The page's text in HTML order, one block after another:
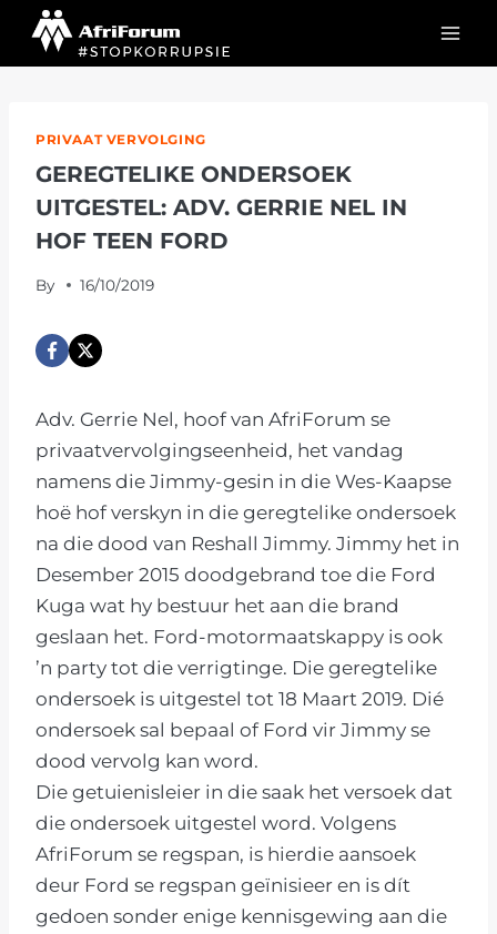
Skip
PRIVAAT VERVOLGING
GEREGTELIKE ONDERSOEK
UITGESTEL: ADV. GERRIE NEL IN
HOF TEEN FORD
By 16/10/2019
Adv. Gerrie Nel, hoof van AfriForum se
privaatvervolgingseenheid, het vandag
namens die Jimmy-gesin in die Wes-Kaapse
hoë hof verskyn in die geregtelike ondersoek
na die dood van Reshall Jimmy. Jimmy het in
Desember 2015 doodgebrand toe die Ford
Kuga wat hy bestuur het aan die brand
geslaan het. Ford-motormaatskappy is ook
’n party tot die verrigtinge. Die geregtelike
ondersoek is uitgestel tot 18 Maart 2019. Dié
ondersoek sal bepaal of Ford vir Jimmy se
dood vervolg kan word.
Die getuienisleier in die saak het versoek dat
die ondersoek uitgestel word. Volgens
AfriForum se regspan, is hierdie aansoek
deur Ford se regspan geïnisieer en is dít
gedoen sonder enige kennisgewing aan die